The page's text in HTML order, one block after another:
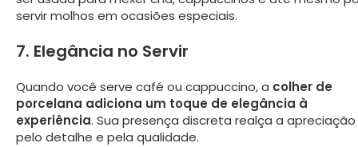
servir molhos em ocasiões especiais.
7. Elegância no Servir
Quando você serve café ou cappuccino, a colher de
porcelana adiciona um toque de elegância à
experiência. Sua presença discreta realça a apreciação
pelo detalhe e pela qualidade.